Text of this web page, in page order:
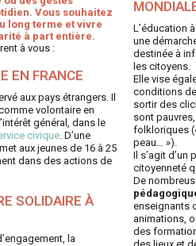
Vous souhaitez
long terme et vivre
à part entière.
à vous :
EN FRANCE
aux pays étrangers. Il
volontaire en
général, dans le
civique. D’une
aux jeunes de 16 à 25
dans des actions de
SOLIDAIRE À
la
L’éducation
une
destinée à
les citoyens.
Elle vise
conditions
sortir des
sont
folkloriques
peau… »).
Il s’agit d’un
citoyenneté
De
enseignants
animations,
des